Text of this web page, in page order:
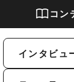
コン
インタビュ